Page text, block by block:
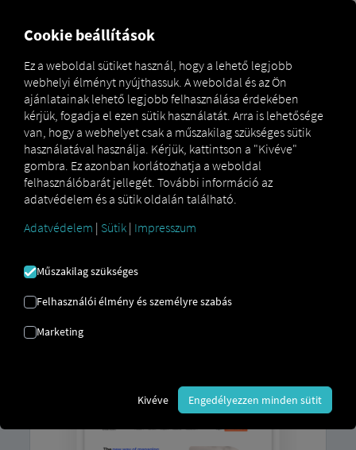
Marketplace Connectors Dashdoc Connect
DASHDOC
CSATLAKOZÁS
Már használja partnerünk, a
Dashdoc
szolgáltatásait? Akkor
kibővítheti ezt a
szolgáltatást a mi szolgáltatásainkból
Cookie beállítások
Ez a weboldal sütiket használ, hogy a lehető legjobb
webhelyi élményt nyújthassuk. A weboldal és az Ön
ajánlatainak lehető legjobb felhasználása érdekében
kérjük, fogadja el ezen sütik használatát. Arra is lehetősége
van, hogy a webhelyet csak a műszakilag szükséges sütik
használatával használja. Kérjük, kattintson a "Kivéve"
gombra. Ez azonban korlátozhatja a weboldal
felhasználóbarát jellegét. További információ az
adatvédelem és a sütik oldalán található.
Adatvédelem | Sütik | Impresszum
Műszakilag szükséges
Felhasználói élmény és személyre szabás
Marketing
Kivéve Engedélyezzen minden sütit